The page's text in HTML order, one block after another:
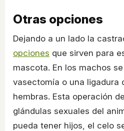
Otras opciones
Dejando a un lado la
opciones que sirven para
mascota. En los machos
vasectomía o una ligadura
hembras. Esta operación
glándulas sexuales del
pueda tener hijos, el celo